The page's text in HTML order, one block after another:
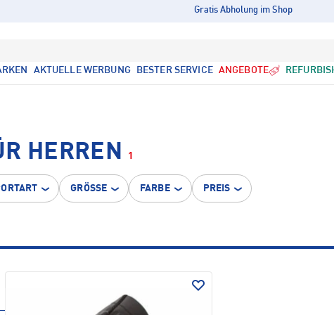
Gratis Abholung im Shop
AKTUELLE WERBUNG BESTER SERVICE ANGEBOTE
HERREN 1
GRÖSSE FARBE PREIS